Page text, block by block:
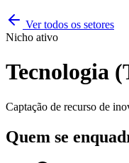
Ver todos os setores
Nicho ativo
Tecnologia
Captação de recurso de
Quem se